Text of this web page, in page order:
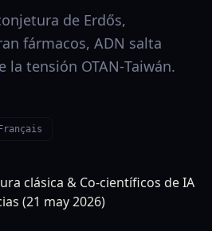
de Erdős,
fármacos, ADN salta
la tensión OTAN‑Taiwán.
Français